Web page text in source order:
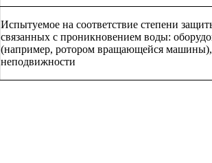
Испытуемое на соответствие степени
связанных с проникновением воды:
(например, ротором вращающейся
неподвижности